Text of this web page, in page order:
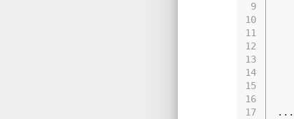
9
10
11
12
13
14
15
16
17